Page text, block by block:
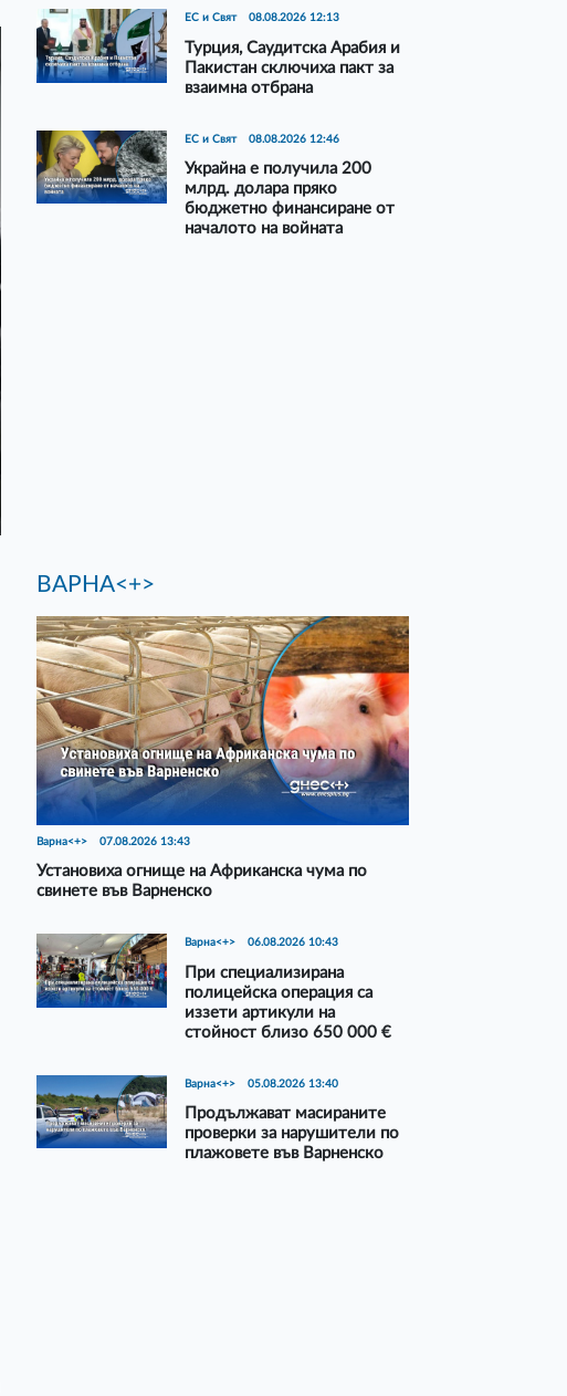
ЕС и Свят 08.08.2026 12:13
Турция, Саудитска Арабия и
Пакистан сключиха пакт за
взаимна отбрана
ЕС и Свят 08.08.2026 12:46
Украйна е получила 200
млрд. долара пряко
бюджетно финансиране от
началото на войната
ВАРНА<+>
Варна<+> 07.08.2026 13:43
Установиха огнище на Африканска чума по
свинете във Варненско
Варна<+> 06.08.2026 10:43
При специализирана
полицейска операция са
иззети артикули на
стойност близо 650 000 €
Варна<+> 05.08.2026 13:40
Продължават масираните
проверки за нарушители по
плажовете във Варненско